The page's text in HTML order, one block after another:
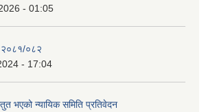
- 01:05
०८२
- 17:04
भएको न्यायिक समिति प्रतिवेदन